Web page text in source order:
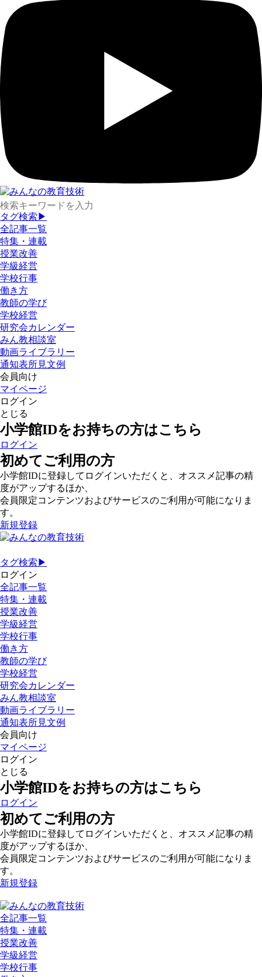
タグ検索▶
全記事一覧
特集・連載
授業改善
学級経営
学校行事
働き方
教師の学び
学校経営
研究会カレンダー
みん教相談室
動画ライブラリー
通知表所見文例
会員向け
マイページ
ログイン
とじる
小学館IDをお持ちの方はこちら
ログイン
初めてご利用の方
小学館IDに登録してログインいただくと、オススメ記事の精
度がアップするほか、
会員限定コンテンツおよびサービスのご利用が可能になりま
す。
新規登録
タグ検索▶
ログイン
全記事一覧
特集・連載
授業改善
学級経営
学校行事
働き方
教師の学び
学校経営
研究会カレンダー
みん教相談室
動画ライブラリー
通知表所見文例
会員向け
マイページ
ログイン
とじる
小学館IDをお持ちの方はこちら
ログイン
初めてご利用の方
小学館IDに登録してログインいただくと、オススメ記事の精
度がアップするほか、
会員限定コンテンツおよびサービスのご利用が可能になりま
す。
新規登録
全記事一覧
特集・連載
授業改善
学級経営
学校行事